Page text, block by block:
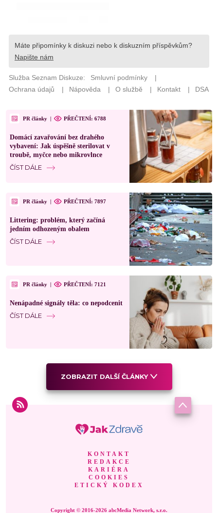
PR články | PŘEČTENÍ: 6788
Domácí zavařování bez drahého
vybavení: Jak úspěšně sterilovat v
troubě, myčce nebo mikrovlnce
ČÍST DÁLE
PR články | PŘEČTENÍ: 7897
Littering: problém, který začíná
jedním odhozeným obalem
ČÍST DÁLE
PR články | PŘEČTENÍ: 7121
Nenápadné signály těla: co nepodcenit
ČÍST DÁLE
ZOBRAZIT DALŠÍ ČLÁNKY
KONTAKT
REDAKCE
KARIÉRA
COOKIES
ETICKÝ KODEX
Copyright © 2016-2026 abcMedia Network, s.r.o.